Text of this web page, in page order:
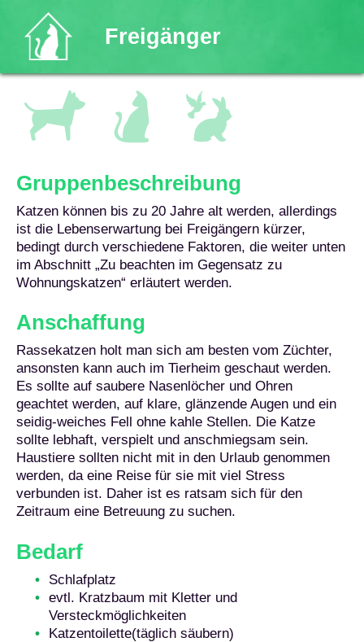
Freigänger
Hundegruppen Katzen
Andere
Kleintiere
Gruppenbeschreibung
Katzen können bis zu 20 Jahre alt werden, allerdings
ist die Lebenserwartung bei Freigängern kürzer,
bedingt durch verschiedene Faktoren, die weiter unten
im Abschnitt „Zu beachten im Gegensatz zu
Wohnungskatzen“ erläutert werden.
Anschaffung
Rassekatzen holt man sich am besten vom Züchter,
ansonsten kann auch im Tierheim geschaut werden.
Es sollte auf saubere Nasenlöcher und Ohren
geachtet werden, auf klare, glänzende Augen und ein
seidig-weiches Fell ohne kahle Stellen. Die Katze
sollte lebhaft, verspielt und anschmiegsam sein.
Haustiere sollten nicht mit in den Urlaub genommen
werden, da eine Reise für sie mit viel Stress
verbunden ist. Daher ist es ratsam sich für den
Zeitraum eine Betreuung zu suchen.
Bedarf
Schlafplatz
evtl. Kratzbaum mit Kletter und
Versteckmöglichkeiten
Katzentoilette(täglich säubern)